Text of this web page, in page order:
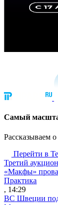
Cамый
Рассказываем
Перейти в
Третий
«Макфы»
Практика
, 14:29
ВС Швеции